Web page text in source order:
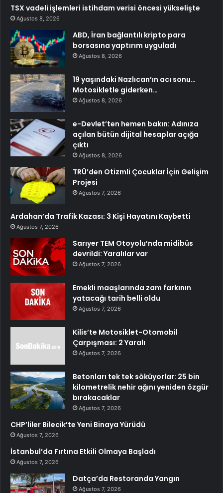
TSX vadeli işlemleri istihdam verisi öncesi yükselişte
Ağustos 8, 2026
ABD, İran bağlantılı kripto para
borsasına yaptırım uyguladı
Ağustos 8, 2026
19 yaşındaki Nazlıcan’ın acı sonu…
Motosikletle giderken…
Ağustos 8, 2026
e-Devlet’ten hemen bakın: Adınıza
açılan bütün dijital hesaplar açığa
çıktı
Ağustos 8, 2026
TRÜ’den Otizmli Çocuklar İçin Gelişim
Projesi
Ağustos 7, 2026
Ardahan’da Trafik Kazası: 3 Kişi Hayatını Kaybetti
Ağustos 7, 2026
Sarıyer TEM Otoyolu’nda midibüs
devrildi: Yaralılar var
Ağustos 7, 2026
Emekli maaşlarında zam farkının
yatacağı tarih belli oldu
Ağustos 7, 2026
Kilis’te Motosiklet-Otomobil
Çarpışması: 2 Yaralı
Ağustos 7, 2026
Betonları tek tek söküyorlar: 25 bin
kilometrelik nehir ağını yeniden özgür
bırakacaklar
Ağustos 7, 2026
CHP’liler Bilecik’te Yeni Binaya Yürüdü
Ağustos 7, 2026
İstanbul’da Fırtına Etkili Olmaya Başladı
Ağustos 7, 2026
Datça’da Restoranda Yangın
Ağustos 7, 2026